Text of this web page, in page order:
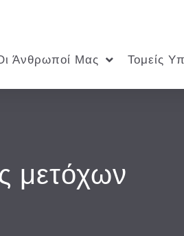
Άνθρωποί Μας Τομείς
μετόχων